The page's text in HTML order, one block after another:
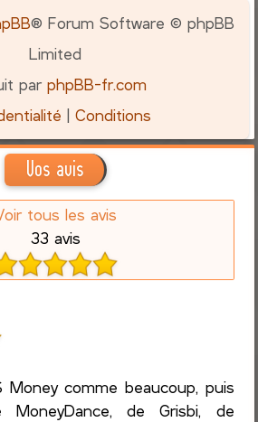
® Forum Software © phpBB
Limited
parphpBB-fr.com
|Conditions
Vos avis
tous les avis
33 avis
Money comme beaucoup, puis
MoneyDance, de Grisbi, de